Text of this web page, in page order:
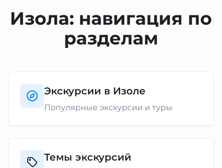
Изола: навигация по
разделам
Экскурсии в Изоле
Популярные экскурсии и туры
Темы экскурсий